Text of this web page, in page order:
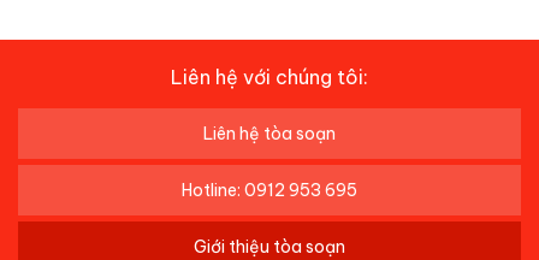
Liên hệ với chúng tôi:
Liên hệ tòa soạn
Hotline: 0912 953 695
Giới thiệu tòa soạn